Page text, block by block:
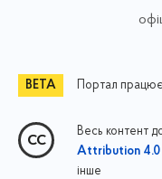
Портал
Весь контент
Attribution 4.0
інше